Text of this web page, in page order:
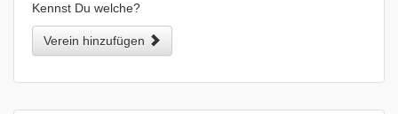
Kennst Du welche?
Verein hinzufügen